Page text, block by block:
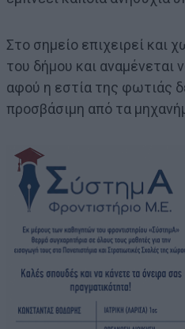
Στο σημείο επιχειρεί και
του δήμου και αναμένεται
αφού η εστία της φωτιάς
προσβάσιμη από τα